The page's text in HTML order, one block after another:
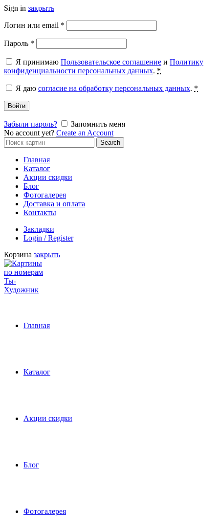
Sign in закрыть
Логин или email *
Пароль *
Я принимаю Пользовательское соглашение и Политику
конфиденциальности персональных данных. *
Я даю согласие на обработку персональных данных. *
Войти
Забыли пароль?
Запомнить меня
No account yet? Create an Account
Search
for:
Search
Главная
Каталог
Акции скидки
Блог
Фотогалерея
Доставка и оплата
Контакты
Закладки
Login / Register
Корзина закрыть
Главная
Каталог
Акции скидки
Блог
Фотогалерея